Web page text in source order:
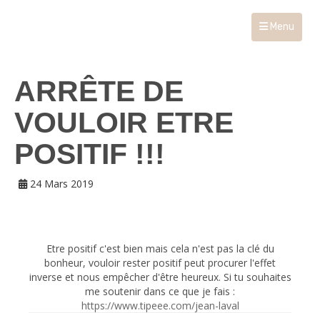
Menu
ARRÊTE DE
VOULOIR ETRE
POSITIF !!!
24 Mars 2019
Etre positif c'est bien mais cela n'est pas la clé du
bonheur, vouloir rester positif peut procurer l'effet
inverse et nous empêcher d'être heureux. Si tu souhaites
me soutenir dans ce que je fais :
https://www.tipeee.com/jean-laval